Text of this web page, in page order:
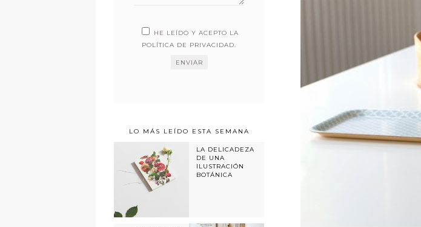
HE LEÍDO Y ACEPTO LA
POLÍTICA DE PRIVACIDAD.
LO MÁS LEÍDO ESTA SEMANA
LA DELICADEZA
DE UNA
ILUSTRACIÓN
BOTÁNICA